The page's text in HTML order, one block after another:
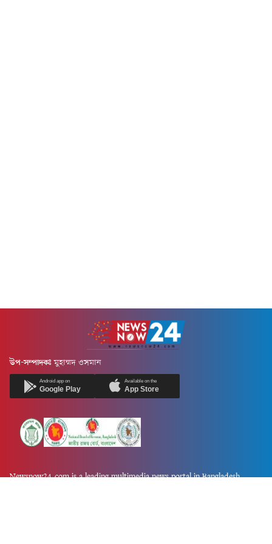
উপ-সম্পাদকঃ মুহাম্মদ ওসমান
Android app on
Google Play
Available on the
App Store
Newsnow24.com is a leading multimedia news portal in Bangladesh.